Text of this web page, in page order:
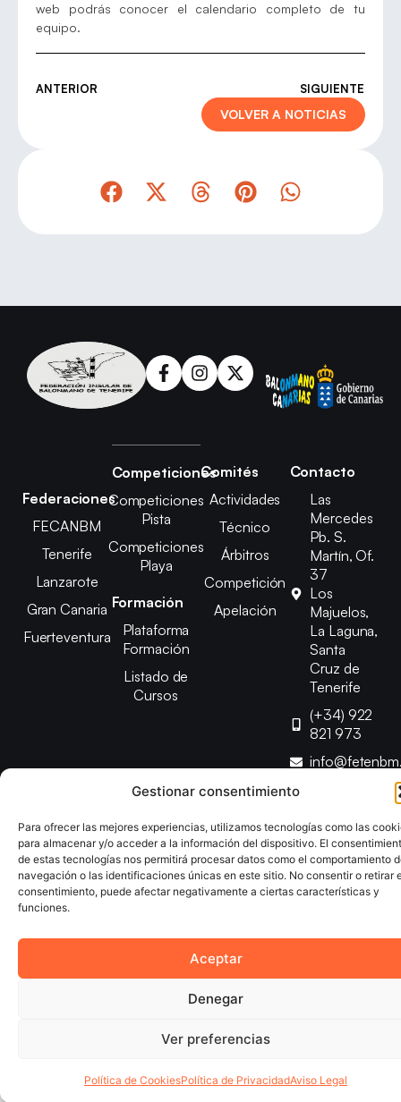
Gestionar consentimiento
Para ofrecer las mejores experiencias, utilizamos tecnologías como las
para almacenar y/o acceder a la información del dispositivo. El
de estas tecnologías nos permitirá procesar datos como el comportamiento
navegación o las identificaciones únicas en este sitio. No consentir o retirar
consentimiento, puede afectar negativamente a ciertas características y
funciones.
Aceptar
Denegar
Ver preferencias
Política de CookiesPolítica de PrivacidadAviso Legal
web podrás conocer el calendario completo de tu
equipo.
ANTERIOR SIGUIENTE
VOLVER A NOTICIAS
Federaciones
FECANBM
Tenerife
Lanzarote
Gran Canaria
Fuerteventura
Competiciones
Competiciones
Pista
Competiciones
Playa
Formación
Plataforma
Formación
Listado de
Cursos
Comités
Actividades
Técnico
Árbitros
Competición
Apelación
Contacto
Las
Mercedes
Pb. S.
Martín, Of.
37
Los
Majuelos,
La Laguna,
Santa
Cruz de
Tenerife
(+34) 922
821 973
Desarrollado porTOOOLS
Aviso Legal Política de Cookies
Política de Privacidad
Declaración de Accesibilidad